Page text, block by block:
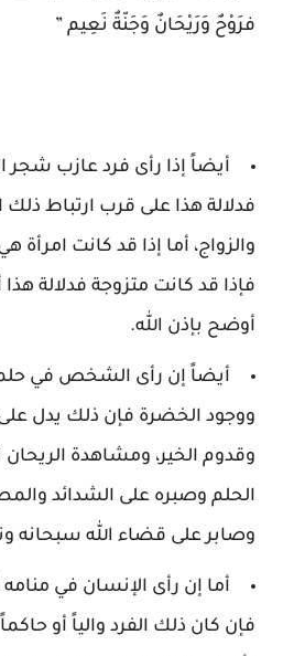
فرَوْحٌ وَرَيْحَانٌ وَجَنّةٌ نَعِيم ”
أيضاً إذا رأى فرد عازب شجر
فدلالة هذا على قرب ارتباط
والزواج، أما إذا قد كانت امرأة
فإذا قد كانت متزوجة فدلالة
أوضح بإذن الله.
أيضاً إن رأى الشخص في
ووجود الخضرة فإن ذلك يدل
وقدوم الخير، ومشاهدة
الحلم وصبره على الشدائد
وصابر على قضاء الله سبحانه
أما إن رأى الإنسان في
فإن كان ذلك الفرد والياً أو